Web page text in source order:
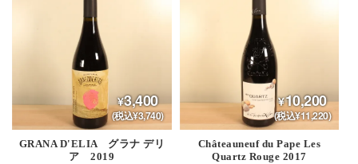
3,400
(税込¥3,740)
GRANA D'ELIA グラナ デリ
ア 2019
10,200
(税込¥11,220)
Châteauneuf du Pape Les
Quartz Rouge 2017